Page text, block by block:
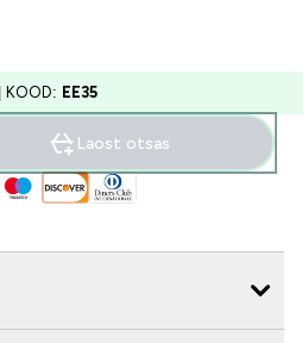
| KOOD: EE35
Laost otsas